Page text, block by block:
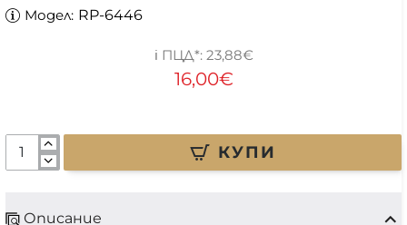
Модел: RP-6446
16,00€
23,88€
КУПИ
Описание